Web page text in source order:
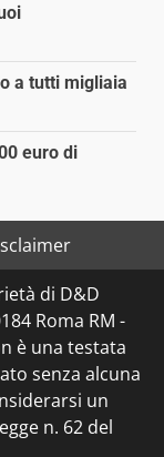
a tutti migliaia
euro di
di D&D
Roma RM -
è una testata
senza alcuna
un
n. 62 del